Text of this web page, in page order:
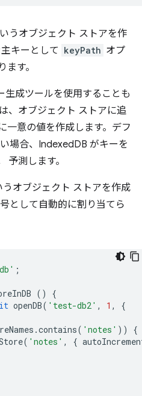
うオブジェクト ストアを作
キーとして keyPath オプ
す。
生成ツールを使用することも
、オブジェクト ストアに追
一意の値を作成します。デフ
場合、IndexedDB がキーを
予測します。
うオブジェクト ストアを作成
として自動的に割り当てら
;
()
{
openDB( 'test-db2' , 1 ,
{
.contains( 'notes' ))
{
( 'notes' , {